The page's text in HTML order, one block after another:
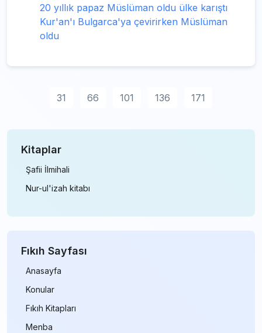
20 yıllık papaz Müslüman oldu ülke karıştı
Kur'an'ı Bulgarca'ya çevirirken Müslüman
oldu
31 66 101 136 171
Kitaplar
Şafii İlmihali
Nur-ul'izah kitabı
Fıkıh Sayfası
Anasayfa
Konular
Fıkıh Kitapları
Menba